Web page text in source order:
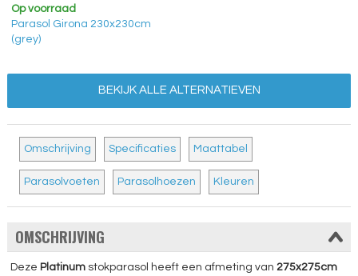
Op voorraad
Parasol Girona 230x230cm
(grey)
BEKIJK ALLE ALTERNATIEVEN
Omschrijving Specificaties Maattabel
Parasolvoeten Parasolhoezen Kleuren
OMSCHRIJVING
Deze Platinum stokparasol heeft een afmeting van 275x275cm